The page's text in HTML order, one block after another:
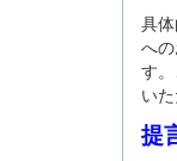
具
へ
す
い
提